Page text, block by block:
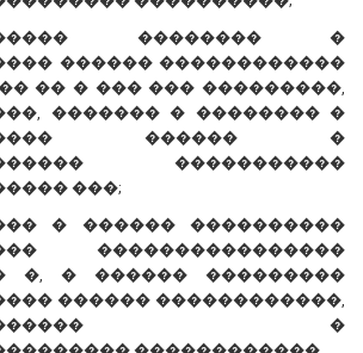
�������� �
������ ������������
�� � ��� ��� ���������,
������� � �������� �
������ �
�����������
���;
� ������ ����������
����������������
�, � ������ ���������
������ ������������,
�